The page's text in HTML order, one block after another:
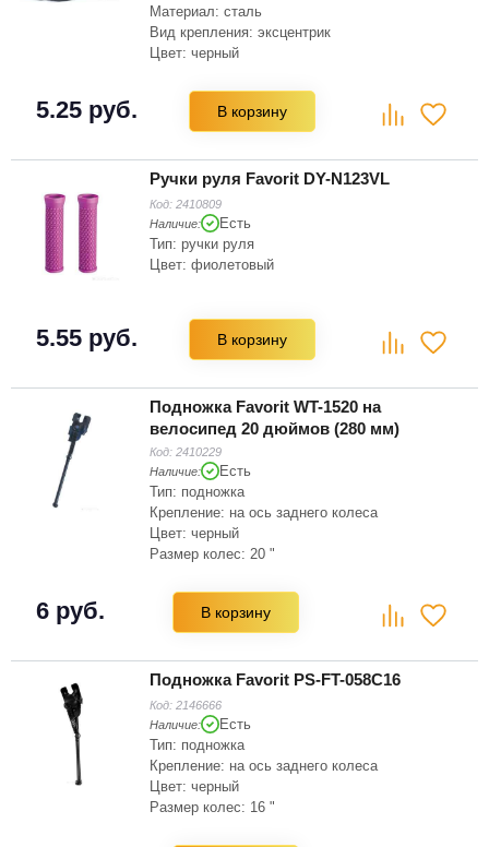
Материал: сталь
Вид крепления: эксцентрик
Цвет: черный
5.25 руб. В корзину
Ручки руля Favorit DY-N123VL
Код: 2410809
Наличие:
Есть
Тип: ручки руля
Цвет: фиолетовый
5.55 руб. В корзину
Подножка Favorit WT-1520 на
велосипед 20 дюймов (280 мм)
Код: 2410229
Наличие:
Есть
Тип: подножка
Крепление: на ось заднего колеса
Цвет: черный
Размер колес: 20 "
6 руб. В корзину
Подножка Favorit PS-FT-058C16
Код: 2146666
Наличие:
Есть
Тип: подножка
Крепление: на ось заднего колеса
Цвет: черный
Размер колес: 16 "